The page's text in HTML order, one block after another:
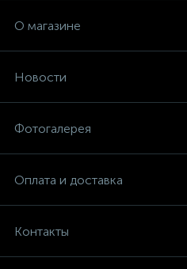
О магазине
Новости
Фотогалерея
Оплата и доставка
Контакты